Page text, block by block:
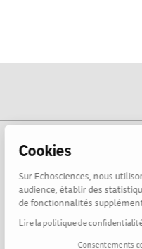
Cookies
Sur Echosciences, nous
audience, établir des
de fonctionnalités
Lire la politique de